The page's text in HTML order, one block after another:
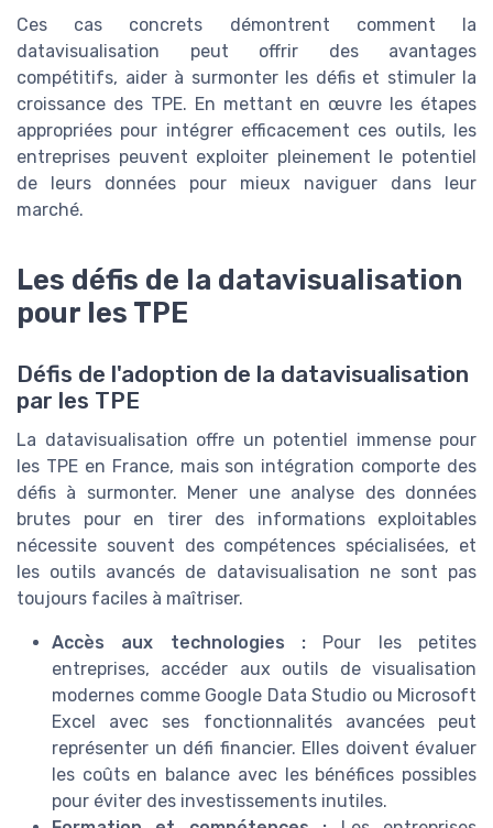
Ces cas concrets démontrent comment la
datavisualisation peut offrir des avantages
compétitifs, aider à surmonter les défis et stimuler la
croissance des TPE. En mettant en œuvre les étapes
appropriées pour intégrer efficacement ces outils, les
entreprises peuvent exploiter pleinement le potentiel
de leurs données pour mieux naviguer dans leur
marché.
Les défis de la datavisualisation
pour les TPE
Défis de l'adoption de la datavisualisation
par les TPE
La datavisualisation offre un potentiel immense pour
les TPE en France, mais son intégration comporte des
défis à surmonter. Mener une analyse des données
brutes pour en tirer des informations exploitables
nécessite souvent des compétences spécialisées, et
les outils avancés de datavisualisation ne sont pas
toujours faciles à maîtriser.
Accès aux technologies : Pour les petites
entreprises, accéder aux outils de visualisation
modernes comme Google Data Studio ou Microsoft
Excel avec ses fonctionnalités avancées peut
représenter un défi financier. Elles doivent évaluer
les coûts en balance avec les bénéfices possibles
pour éviter des investissements inutiles.